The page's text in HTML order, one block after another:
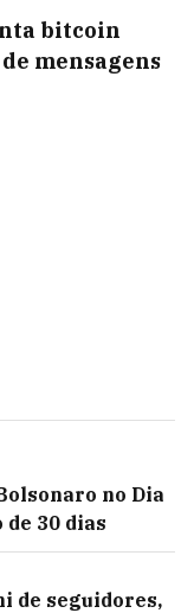
bitcoin
mensagens
no Dia
de 30 dias
de seguidores,